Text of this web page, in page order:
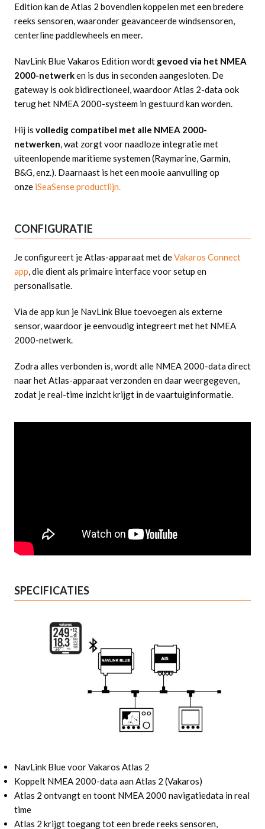
Edition kan de Atlas 2 bovendien koppelen met een bredere
reeks sensoren, waaronder geavanceerde windsensoren,
centerline paddlewheels en meer.
NavLink Blue Vakaros Edition wordtgevoed via het NMEA
2000-netwerken is dus in seconden aangesloten. De
gateway is ook bidirectioneel, waardoor Atlas 2-data ook
terug het NMEA 2000-systeem in gestuurd kan worden.
Hij is volledig compatibel met alle NMEA 2000-
netwerken, wat zorgt voor naadloze integratie met
uiteenlopende maritieme systemen (Raymarine, Garmin,
B&G, enz.). Daarnaast is het een mooie aanvulling op
onze iSeaSense productlijn.
CONFIGURATIE
Je configureert je Atlas-apparaat met deVakaros Connect
app, die dient als primaire interface voor setup en
personalisatie.
Via de app kun je NavLink Blue toevoegen als externe
sensor, waardoor je eenvoudig integreert met het NMEA
2000-netwerk.
Zodra alles verbonden is, wordt alle NMEA 2000-data direct
naar het Atlas-apparaat verzonden en daar weergegeven,
zodat je real-time inzicht krijgt in de vaartuiginformatie.
SPECIFICATIES
NavLink Blue voor Vakaros Atlas 2
Koppelt NMEA 2000-data aan Atlas 2 (Vakaros)
Atlas 2 ontvangt en toont NMEA 2000 navigatiedata in real
time
Atlas 2 krijgt toegang tot een brede reeks sensoren,